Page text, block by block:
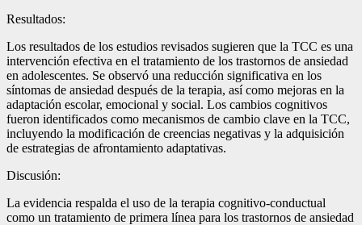
Resultados:
Los resultados de los estudios revisados sugieren que la TCC es una
intervención efectiva en el tratamiento de los trastornos de ansiedad
en adolescentes. Se observó una reducción significativa en los
síntomas de ansiedad después de la terapia, así como mejoras en la
adaptación escolar, emocional y social. Los cambios cognitivos
fueron identificados como mecanismos de cambio clave en la TCC,
incluyendo la modificación de creencias negativas y la adquisición
de estrategias de afrontamiento adaptativas.
Discusión:
La evidencia respalda el uso de la terapia cognitivo-conductual
como un tratamiento de primera línea para los trastornos de ansiedad